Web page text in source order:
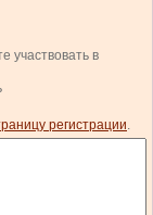
участвовать в
регистрации.